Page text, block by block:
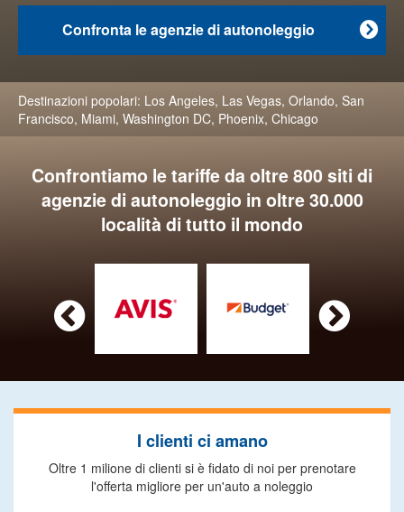

Confronta le agenzie di autonoleggio
Destinazioni popolari: Los Angeles, Las Vegas, Orlando, San
Francisco, Miami, Washington DC, Phoenix, Chicago
Confrontiamo le tariffe da oltre 800 siti di
agenzie di autonoleggio in oltre 30.000
località di tutto il mondo
 
I clienti ci amano
Oltre 1 milione di clienti si è fidato di noi per prenotare
l'offerta migliore per un'auto a noleggio